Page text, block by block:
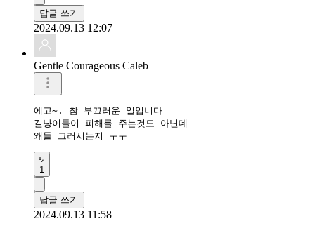
답글 쓰기
2024.09.13 12:07
Gentle Courageous Caleb
에고~. 참 부끄러운 일입니다
길냥이들이 피해를 주는것도 아닌데
왜들 그러시는지 ㅜㅜ
1
답글 쓰기
2024.09.13 11:58